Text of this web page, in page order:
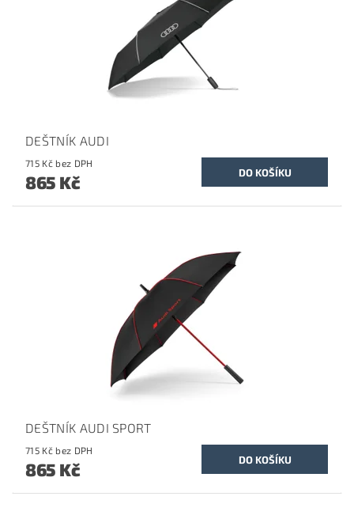
DEŠTNÍK AUDI
715 Kč bez DPH
865 Kč
DEŠTNÍK AUDI SPORT
715 Kč bez DPH
865 Kč